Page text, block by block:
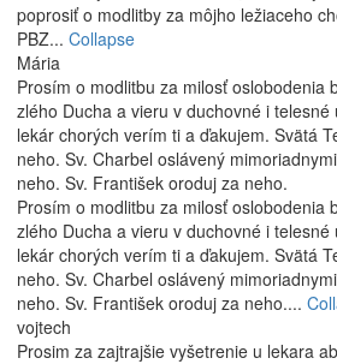
poprosiť o modlitby za môjho ležiaceho
PBZ... Collapse
Mária
Prosím o modlitbu za milosť oslobodenia
zlého Ducha a vieru v duchovné i telesné
lekár chorých verím ti a ďakujem. Svätá
neho. Sv. Charbel oslávený
neho. Sv. František oroduj za neho.
Prosím o modlitbu za milosť oslobodenia
zlého Ducha a vieru v duchovné i telesné
lekár chorých verím ti a ďakujem. Svätá
neho. Sv. Charbel oslávený
neho. Sv. František oroduj za neho....
vojtech
Prosim za zajtrajšie vyšetrenie u lekara